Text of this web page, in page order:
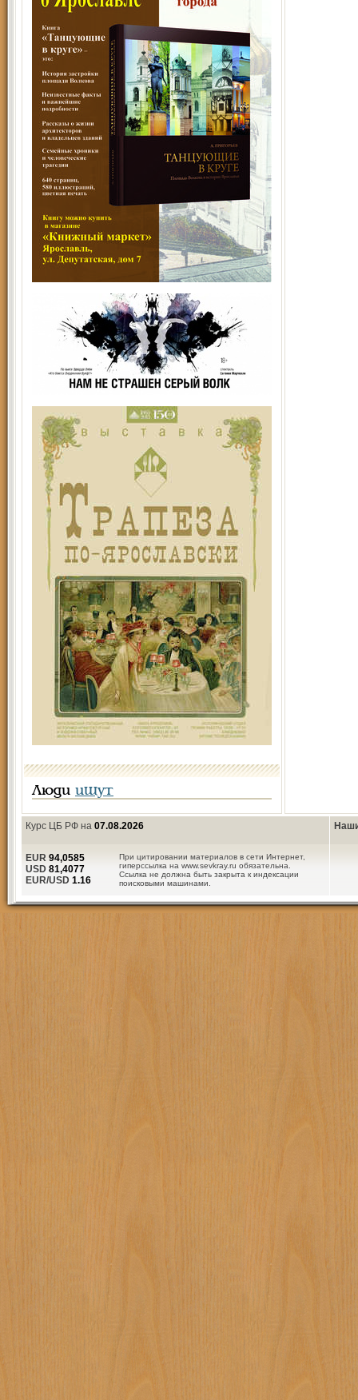
Люди ищут
Курс ЦБ РФ на 07.08.2026
При цитировании материалов в сети Интернет,
гиперссылка на www.sevkray.ru обязательна.
Ссылка не должна быть закрыта к индексации
поисковыми машинами.
EUR 94,0585
USD 81,4077
EUR/USD 1.16